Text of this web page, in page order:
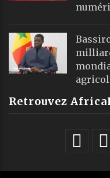
Retrouvez